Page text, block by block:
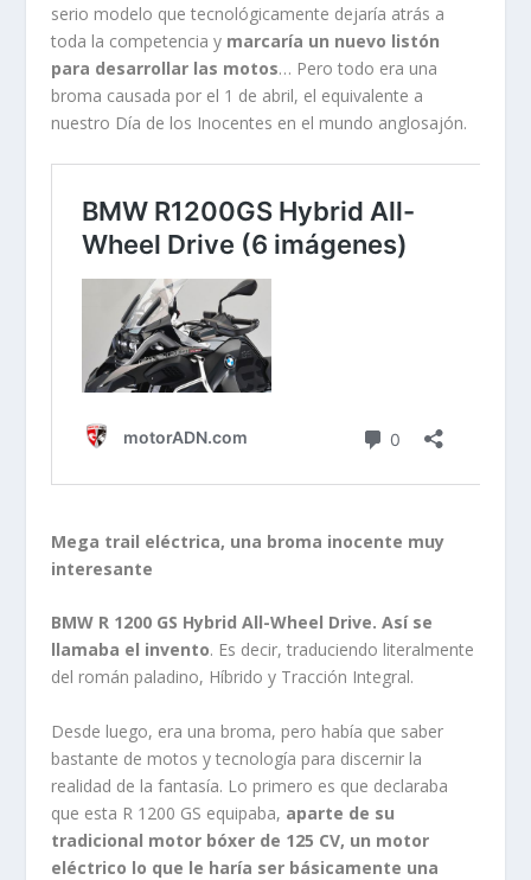
serio modelo que tecnológicamente dejaría atrás a
toda la competencia y marcaría un nuevo listón
para desarrollar las motos… Pero todo era una
broma causada por el 1 de abril, el equivalente a
nuestro Día de los Inocentes en el mundo anglosajón.
Mega trail eléctrica, una broma inocente muy
interesante
BMW R 1200 GS Hybrid All-Wheel Drive. Así se
llamaba el invento. Es decir, traduciendo literalmente
del román paladino, Híbrido y Tracción Integral.
Desde luego, era una broma, pero había que saber
bastante de motos y tecnología para discernir la
realidad de la fantasía. Lo primero es que declaraba
que esta R 1200 GS equipaba, aparte de su
tradicional motor bóxer de 125 CV, un motor
eléctrico lo que le haría ser básicamente una